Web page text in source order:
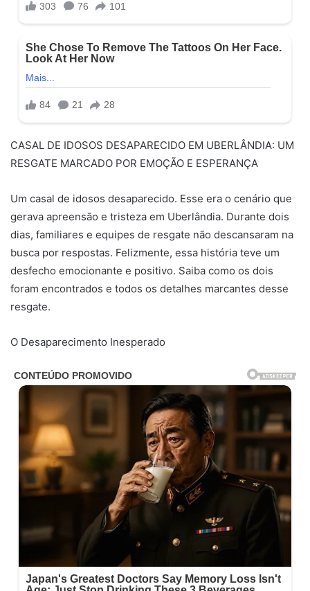
CASAL DE IDOSOS DESAPARECIDO EM UBERLÂNDIA: UM
RESGATE MARCADO POR EMOÇÃO E ESPERANÇA
Um casal de idosos desaparecido. Esse era o cenário que
gerava apreensão e tristeza em Uberlândia. Durante dois
dias, familiares e equipes de resgate não descansaram na
busca por respostas. Felizmente, essa história teve um
desfecho emocionante e positivo. Saiba como os dois
foram encontrados e todos os detalhes marcantes desse
resgate.
O Desaparecimento Inesperado